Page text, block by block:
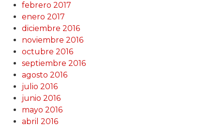
febrero 2017
enero 2017
diciembre 2016
noviembre 2016
octubre 2016
septiembre 2016
agosto 2016
julio 2016
junio 2016
mayo 2016
abril 2016